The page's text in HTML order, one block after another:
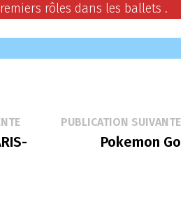
rôles dans les ballets .
Publication
précédente :
PUBLICATION SUIVANTE
Pokemon Go